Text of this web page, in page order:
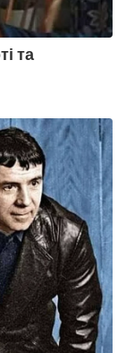
та